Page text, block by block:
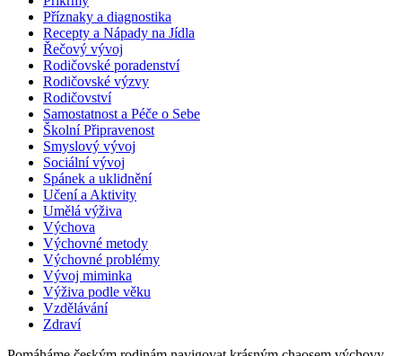
Příznaky a diagnostika
Recepty a Nápady na Jídla
Řečový vývoj
Rodičovské poradenství
Rodičovské výzvy
Rodičovství
Samostatnost a Péče o Sebe
Školní Připravenost
Smyslový vývoj
Sociální vývoj
Spánek a uklidnění
Učení a Aktivity
Umělá výživa
Výchova
Výchovné metody
Výchovné problémy
Vývoj miminka
Výživa podle věku
Vzdělávání
Zdraví